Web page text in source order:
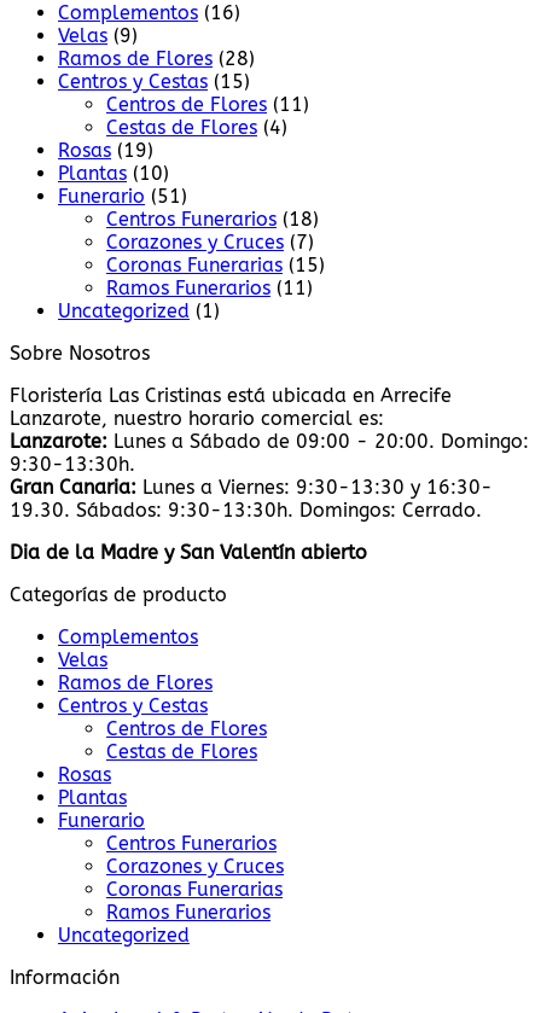
Complementos (16)
Velas (9)
Ramos de Flores (28)
Centros y Cestas (15)
Centros de Flores (11)
Cestas de Flores (4)
Rosas (19)
Plantas (10)
Funerario (51)
Centros Funerarios (18)
Corazones y Cruces (7)
Coronas Funerarias (15)
Ramos Funerarios (11)
Uncategorized (1)
Sobre Nosotros
Floristería Las Cristinas está ubicada en Arrecife
Lanzarote, nuestro horario comercial es:
Lanzarote: Lunes a Sábado de 09:00 - 20:00. Domingo:
9:30-13:30h.
Gran Canaria: Lunes a Viernes: 9:30-13:30 y 16:30-
19.30. Sábados: 9:30-13:30h. Domingos: Cerrado.
Dia de la Madre y San Valentín abierto
Categorías de producto
Complementos
Velas
Ramos de Flores
Centros y Cestas
Centros de Flores
Cestas de Flores
Rosas
Plantas
Funerario
Centros Funerarios
Corazones y Cruces
Coronas Funerarias
Ramos Funerarios
Uncategorized
Información